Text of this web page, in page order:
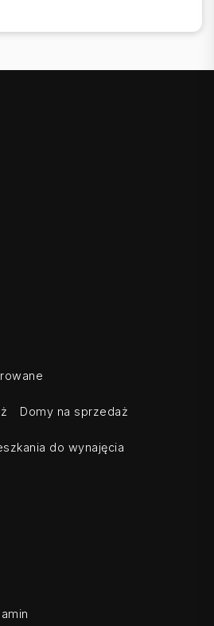
Domy na sprzedaż
do wynajęcia